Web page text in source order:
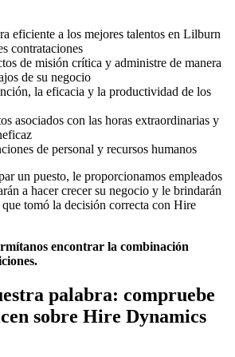
eficiente a los mejores talentos en Lilburn
contrataciones
de misión crítica y administre de manera
de su negocio
la eficacia y la productividad de los
asociados con las horas extraordinarias y
de personal y recursos humanos
un puesto, le proporcionamos empleados
a hacer crecer su negocio y le brindarán
tomó la decisión correcta con Hire
encontrar la combinación
palabra: compruebe
sobre Hire Dynamics